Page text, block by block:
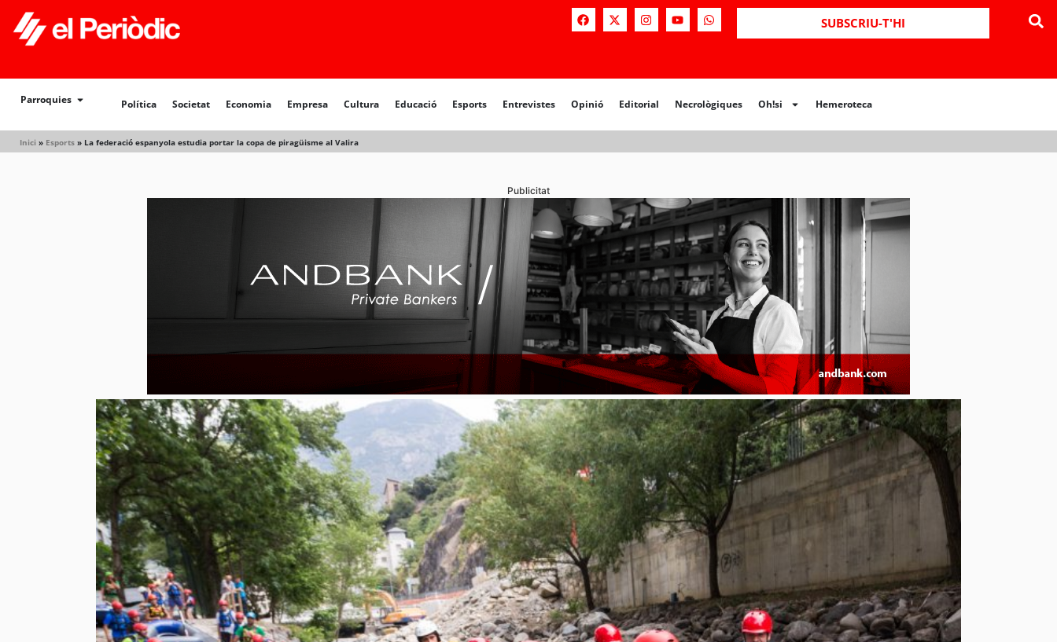
SUBSCRIU-T'HI
Parroquies Política Societat Economia Empresa Cultura Educació Esports Entrevistes Opinió Editorial Necrològiques Oh!si Hemeroteca
Inici » Esports » La federació espanyola estudia portar la copa de piragüisme al Valira
Política Societat Opinió Editorial Necrològiques Hemeroteca
Publicitat